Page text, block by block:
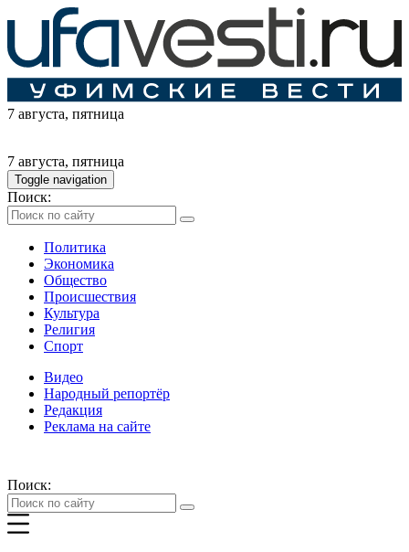
7 августа, пятница
7 августа, пятница
Toggle navigation
Поиск:
Политика
Экономика
Общество
Происшествия
Культура
Религия
Спорт
Видео
Народный репортёр
Редакция
Реклама на сайте
Поиск: